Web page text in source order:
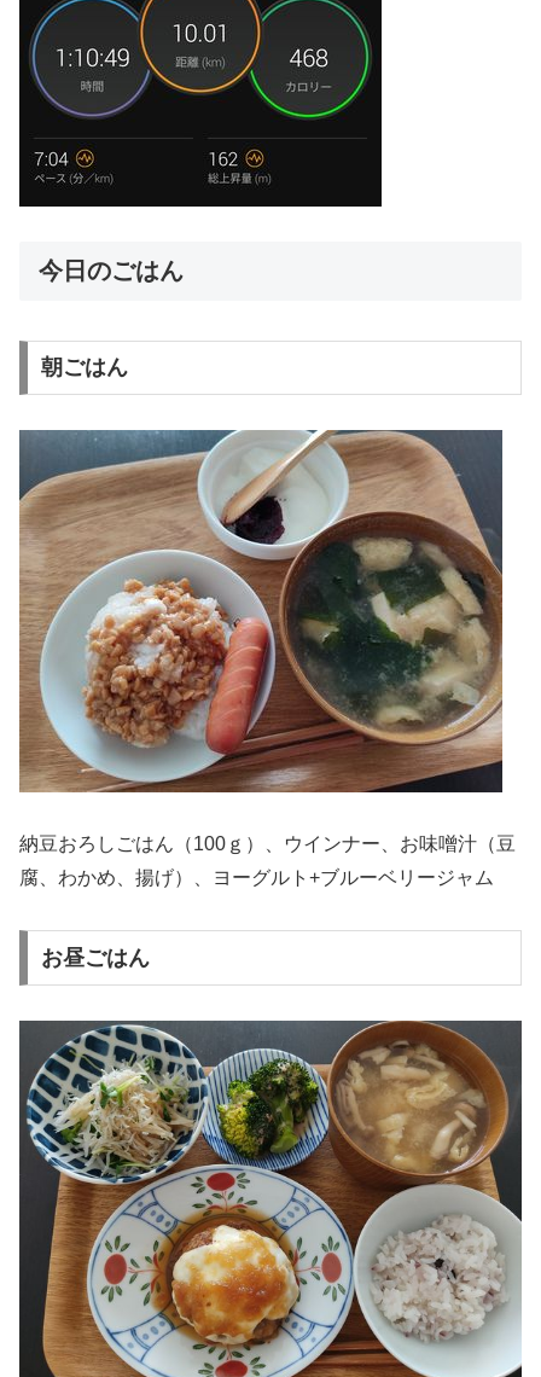
今日のごはん
朝ごはん
納豆おろしごはん（100ｇ）、ウインナー、お味噌汁（豆
腐、わかめ、揚げ）、ヨーグルト+ブルーベリージャム
お昼ごはん